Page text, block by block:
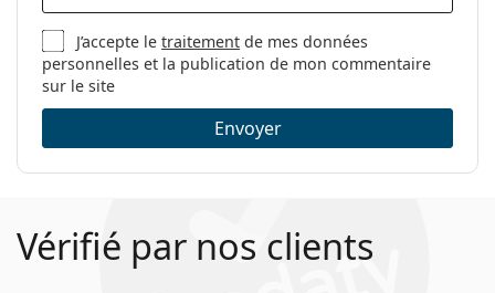
J’accepte letraitement de mes données
personnelles et la publication de mon commentaire
sur le site
Envoyer
Vérifié par nos clients